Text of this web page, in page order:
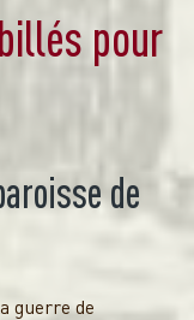
pour
de
guerre de